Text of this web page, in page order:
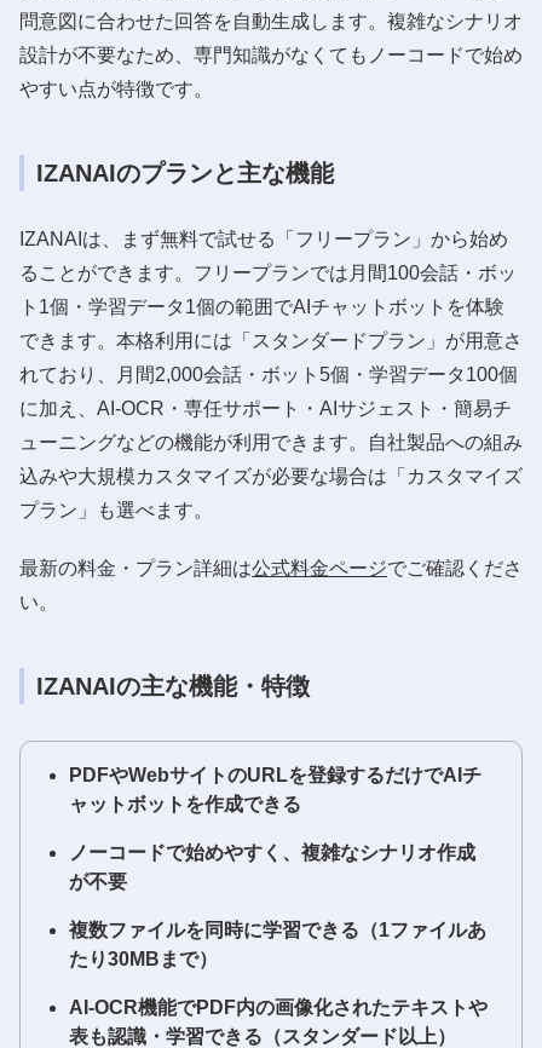
問意図に合わせた回答を自動生成します。複雑なシナリオ
設計が不要なため、専門知識がなくてもノーコードで始め
やすい点が特徴です。
IZANAIのプランと主な機能
IZANAIは、まず無料で試せる「フリープラン」から始め
ることができます。フリープランでは月間100会話・ボッ
ト1個・学習データ1個の範囲でAIチャットボットを体験
できます。本格利用には「スタンダードプラン」が用意さ
れており、月間2,000会話・ボット5個・学習データ100個
に加え、AI-OCR・専任サポート・AIサジェスト・簡易チ
ューニングなどの機能が利用できます。自社製品への組み
込みや大規模カスタマイズが必要な場合は「カスタマイズ
プラン」も選べます。
最新の料金・プラン詳細は公式料金ページでご確認くださ
い。
IZANAIの主な機能・特徴
PDFやWebサイトのURLを登録するだけでAIチ
ャットボットを作成できる
ノーコードで始めやすく、複雑なシナリオ作成
が不要
複数ファイルを同時に学習できる（1ファイルあ
たり30MBまで）
AI-OCR機能でPDF内の画像化されたテキストや
表も認識・学習できる（スタンダード以上）